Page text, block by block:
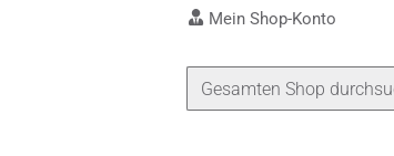
Mein Shop-Konto